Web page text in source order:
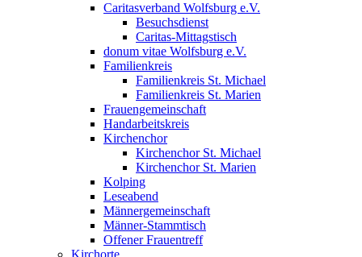
Caritasverband Wolfsburg e.V.
Besuchsdienst
Caritas-Mittagstisch
donum vitae Wolfsburg e.V.
Familienkreis
Familienkreis St. Michael
Familienkreis St. Marien
Frauengemeinschaft
Handarbeitskreis
Kirchenchor
Kirchenchor St. Michael
Kirchenchor St. Marien
Kolping
Leseabend
Männergemeinschaft
Männer-Stammtisch
Offener Frauentreff
Kirchorte